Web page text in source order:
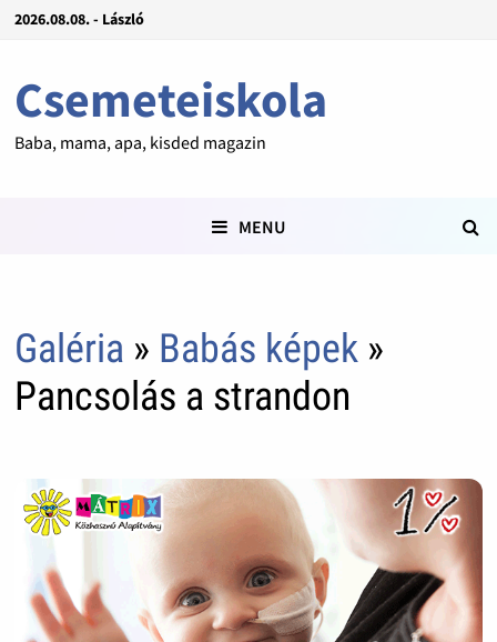
2026.08.08. - László
Csemeteiskola
Baba, mama, apa, kisded magazin
MENU
Galéria » Babás képek»
Pancsolás a strandon